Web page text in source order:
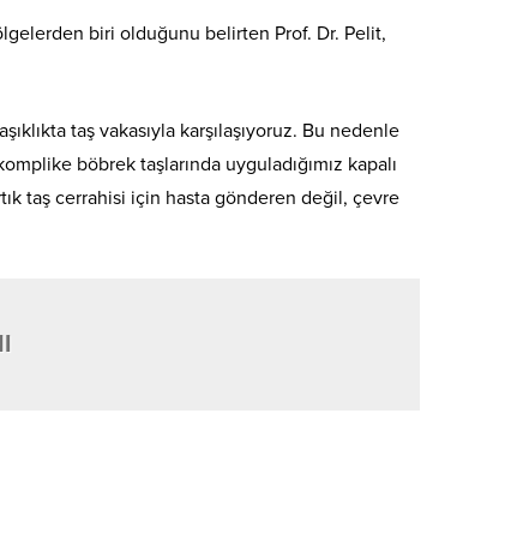
biri olduğunu belirten Prof. Dr. Pelit,
taş vakasıyla karşılaşıyoruz. Bu nedenle
böbrek taşlarında uyguladığımız kapalı
taş cerrahisi için hasta gönderen değil, çevre